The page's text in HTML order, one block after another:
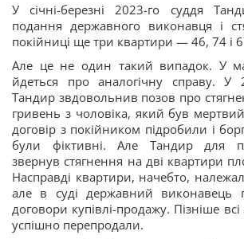
У січні-березні 2023-го суддя
подання державного виконавця і
покійниці ще три квартири — 46, 74 і
Але це не один такий випадок. У
йдеться про аналогічну справу. У
Тандир звдовольнив позов про
гривень з чоловіка, який був
договір з покійником підробили і
були фіктивні. Але Тандир для
звернув стягнення на дві квартири
Насправді квартири, начебто,
але в суді державний виконавець
договори купівлі-продажу. Пізніше
успішно перепродали.